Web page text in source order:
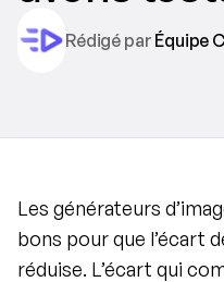
Rédigé par Équipe
Les générateurs
bons pour que l’écart
réduise. L’écart qui